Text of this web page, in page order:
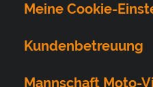
Meine Cookie-
Kundenbetreuung
Mannschaft Moto-